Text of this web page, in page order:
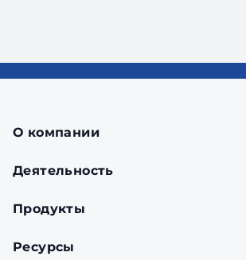
О компании
Деятельность
Продукты
Ресурсы